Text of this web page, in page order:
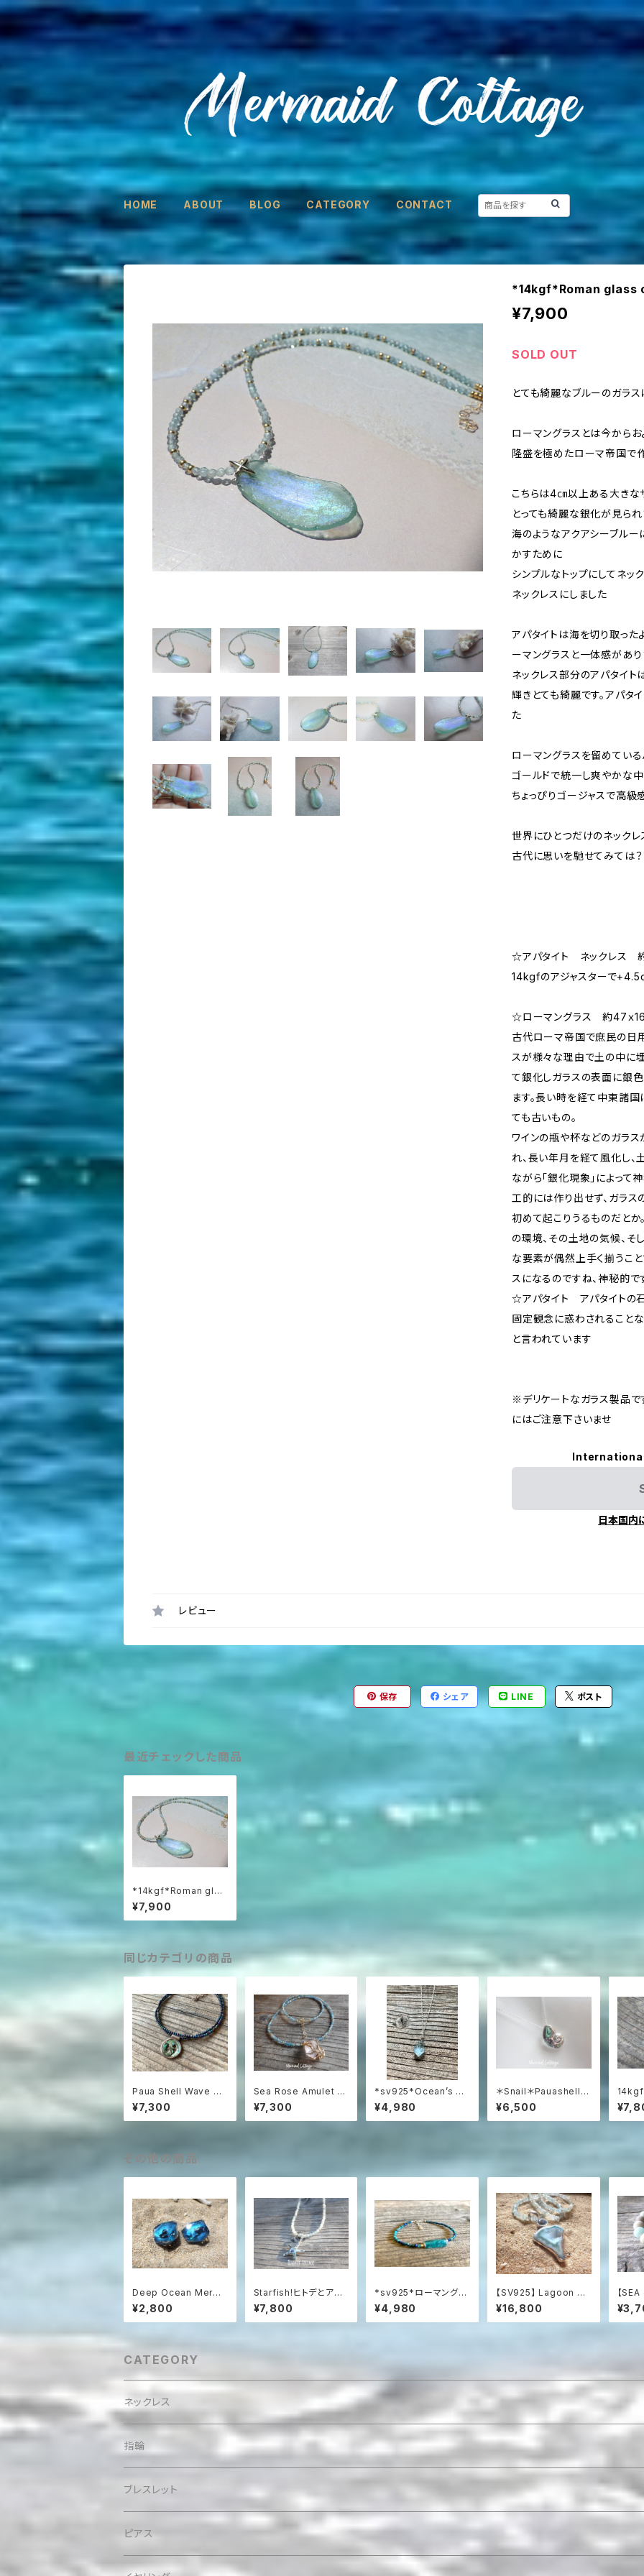
HOME ABOUT BLOG CATEGORY CONTACT
*14kgf*Roman
¥7,900
SOLD OUT
とても綺麗なブルーのガラ
ローマングラスとは今から
隆盛を極めたローマ帝国で
こちらは4㎝以上ある大きな
とっても綺麗な銀化が見ら
海のようなアクアシーブル
かすために
シンプルなトップにしてネ
ネックレスにしました
アパタイトは海を切り取った
ーマングラスと一体感があ
ネックレス部分のアパタイト
輝きとても綺麗です。アパタ
た
ローマングラスを留めてい
ゴールドで統一し爽やかな
ちょっぴりゴージャスで高級
世界にひとつだけのネックレ
古代に思いを馳せてみては？
☆アパタイト ネックレス
14kgfのアジャスターで
☆ローマングラス 約47ｘ
古代ローマ帝国で庶民の日
スが様々な理由で土の中に
て銀化しガラスの表面に銀
ます。長い時を経て中東諸
ても古いもの。
ワインの瓶や杯などのガラ
れ、長い年月を経て風化し
ながら「銀化現象」によって
工的には作り出せず、ガラ
初めて起こりうるものだとか
の環境、その土地の気候、
な要素が偶然上手く揃うこ
スになるのですね、神秘的で
☆アパタイト アパタイトの
固定観念に惑わされること
と言われています
※デリケートなガラス製品で
にはご注意下さいませ
日本国内
レビュー
保存 シェア LINE ポスト
最近チェックした商品
*14kgf*Roman glas
s coastal necklace
¥7,900
同じカテゴリの商品
Paua Shell Wave ス
ピネルネックレス sv92
5
¥7,300
Sea Rose Amulet 海
薔薇のお守り ローズク
ォーツとアパタイトのネ
ックレス
¥7,300
*sv925*Ocean’s W
hisper – Raw Aquam
arine Pendant アクア
マリンラフロックのネッ
¥4,980
＊Snail＊Pauashell a
nd Silver 925 シル
バー925とパウアシェル
の巻貝ネックレス
¥6,500
cean
e オー
シャ
その他の商品
Deep Ocean Merma
id Earrings 深海の
マーメイド（蝶バネクリ
ップタイプ）
¥2,800
Starfish!ヒトデとアク
アマリンのネックレス
sv925
¥7,800
*sv925*ローマングラ
スとクリソコラの海色ブ
レスレット
¥4,980
【SV925】 Lagoon Dr
uzy with Blue Topa
z & Aquamarine 海
の女神のドゥルージー
¥16,800
【
アマ
のビ
レット
CATEGORY
ネックレス
指輪
ブレスレット
ピアス